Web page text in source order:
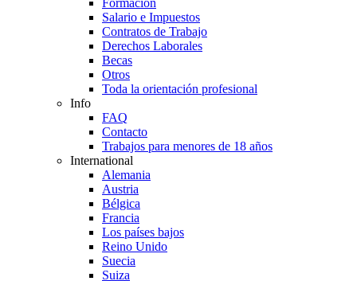
Formación
Salario e Impuestos
Contratos de Trabajo
Derechos Laborales
Becas
Otros
Toda la orientación profesional
Info
FAQ
Contacto
Trabajos para menores de 18 años
International
Alemania
Austria
Bélgica
Francia
Los países bajos
Reino Unido
Suecia
Suiza